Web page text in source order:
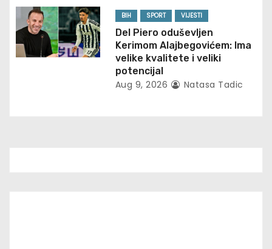
BIH SPORT VIJESTI
Del Piero oduševljen
Kerimom Alajbegovićem: Ima
velike kvalitete i veliki
potencijal
Aug 9, 2026 Natasa Tadic